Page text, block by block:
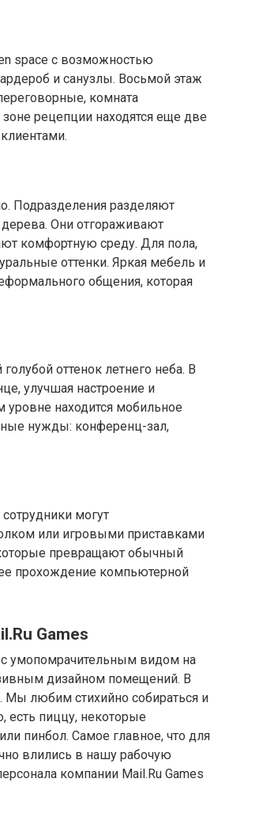
space с возможностью
и санузлы. Восьмой этаж
комната
рецепции находятся еще две
Подразделения разделяют
Они отгораживают
комфортную среду. Для пола,
оттенки. Яркая мебель и
общения, которая
оттенок летнего неба. В
улучшая настроение и
уровне находится мобильное
нужды: конференц-зал,
могут
или игровыми приставками
превращают обычный
прохождение компьютерной
Games
умопомрачительным видом на
дизайном помещений. В
Мы любим стихийно собираться и
есть пиццу, некоторые
пинбол. Самое главное, что для
влились в нашу рабочую
компании Mail.Ru Games